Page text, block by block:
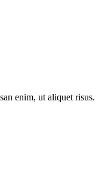
enim, ut aliquet risus.